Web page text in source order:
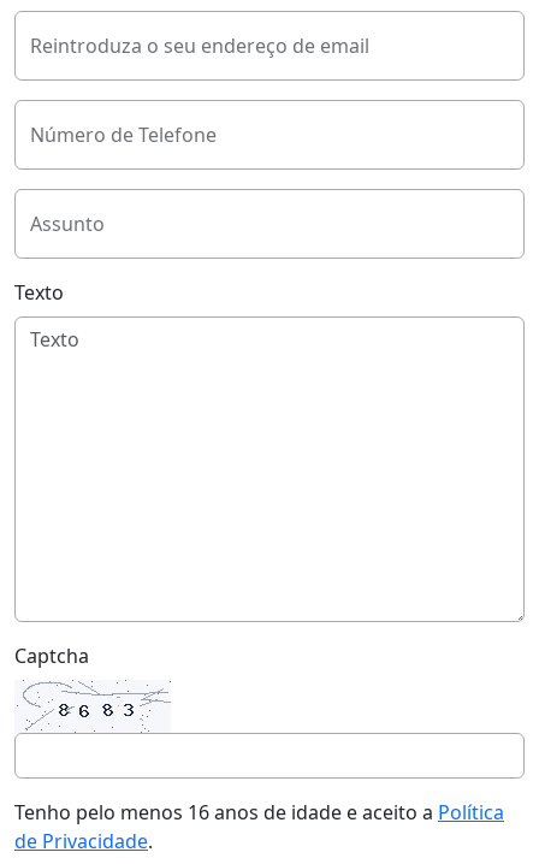
Reintroduza o seu endereço de email
Número de Telefone
Assunto
Texto
Captcha
Tenho pelo menos 16 anos de idade e aceito a Política
de Privacidade.